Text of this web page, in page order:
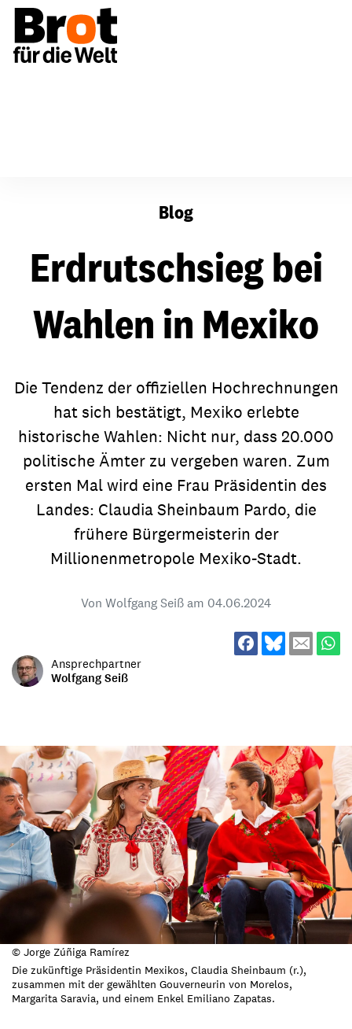
Blog
Erdrutschsieg bei
Wahlen in Mexiko
Die Tendenz der offiziellen Hochrechnungen
hat sich bestätigt, Mexiko erlebte
historische Wahlen: Nicht nur, dass 20.000
politische Ämter zu vergeben waren. Zum
ersten Mal wird eine Frau Präsidentin des
Landes: Claudia Sheinbaum Pardo, die
frühere Bürgermeisterin der
Millionenmetropole Mexiko-Stadt.
Von Wolfgang Seiß am 04.06.2024
Ansprechpartner
Wolfgang Seiß
© Jorge Zúñiga Ramírez
Die zukünftige Präsidentin Mexikos, Claudia Sheinbaum (r.),
zusammen mit der gewählten Gouverneurin von Morelos,
Margarita Saravia, und einem Enkel Emiliano Zapatas.